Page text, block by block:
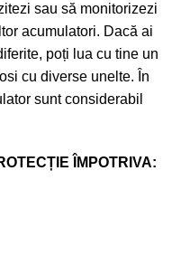
sau să monitorizezi
acumulatori. Dacă ai
poți lua cu tine un
cu diverse unelte. În
sunt considerabil
ÎMPOTRIVA: